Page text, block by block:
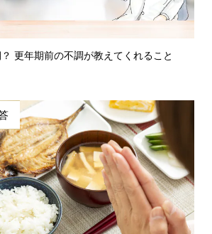
更年期前の不調が教えてくれること